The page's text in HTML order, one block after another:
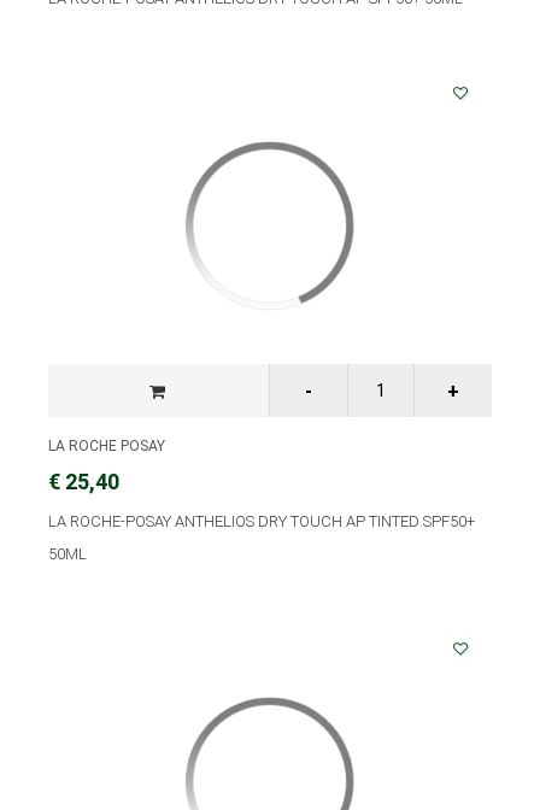
LA ROCHE POSAY
€ 25,40
LA ROCHE-POSAY ANTHELIOS DRY TOUCH AP TINTED SPF50+
50ML